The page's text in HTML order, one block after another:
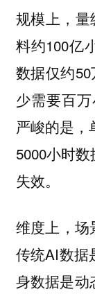
规模上，量
料约100亿
数据仅约
少需要百
严峻的是，
5000小时
失效。
维度上，场
传统AI数据
身数据是动